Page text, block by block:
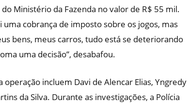
Ministério da Fazenda no valor de R$ 55 mil.
cobrança de imposto sobre os jogos, mas
bens, meus carros, tudo está se deteriorando
uma decisão”, desabafou.
incluem Davi de Alencar Elias, Yngredy
da Silva. Durante as investigações, a Polícia